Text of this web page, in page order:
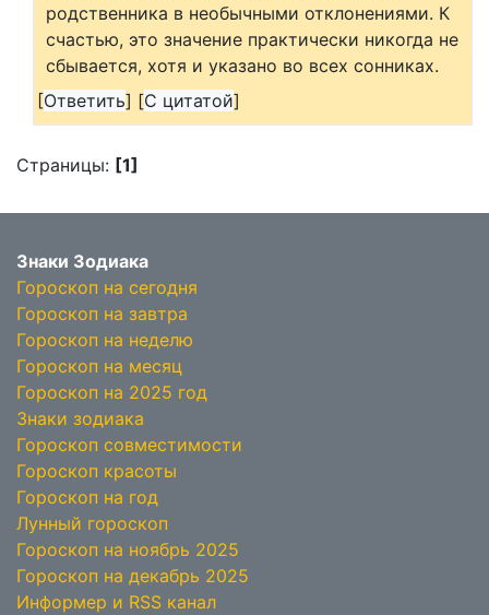
родственника в необычными отклонениями. К
счастью, это значение практически никогда не
сбывается, хотя и указано во всех сонниках.
[Ответить] [С цитатой]
Страницы: [1]
Знаки Зодиака
Гороскоп на сегодня
Гороскоп на завтра
Гороскоп на неделю
Гороскоп на месяц
Гороскоп на 2025 год
Знаки зодиака
Гороскоп совместимости
Гороскоп красоты
Гороскоп на год
Лунный гороскоп
Гороскоп на ноябрь 2025
Гороскоп на декабрь 2025
Информер и RSS канал